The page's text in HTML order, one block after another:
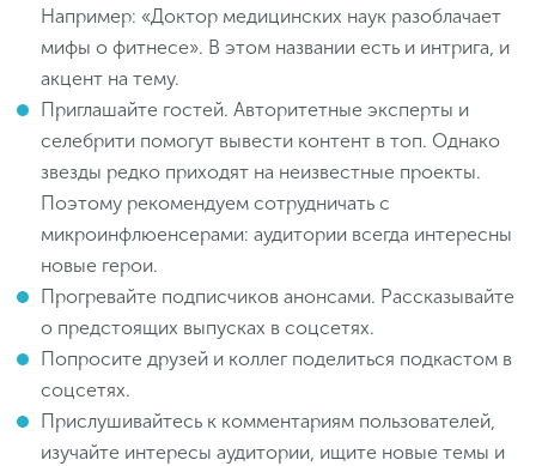
Например: «Доктор медицинских наук разоблачает
мифы о фитнесе». В этом названии есть и интрига, и
акцент на тему.
Приглашайте гостей. Авторитетные эксперты и
селебрити помогут вывести контент в топ. Однако
звезды редко приходят на неизвестные проекты.
Поэтому рекомендуем сотрудничать с
микроинфлюенсерами: аудитории всегда интересны
новые герои.
Прогревайте подписчиков анонсами. Рассказывайте
о предстоящих выпусках в соцсетях.
Попросите друзей и коллег поделиться подкастом в
соцсетях.
Прислушивайтесь к комментариям пользователей,
изучайте интересы аудитории, ищите новые темы и